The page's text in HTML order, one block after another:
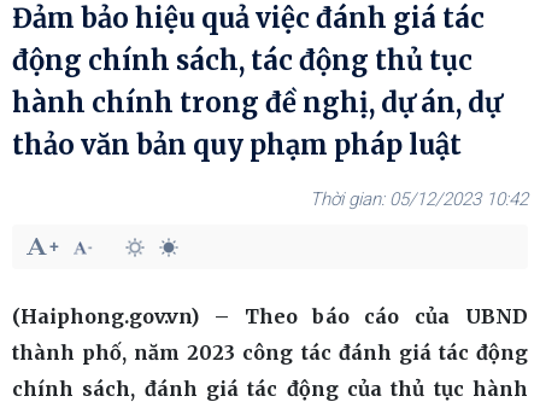
Đảm bảo hiệu quả việc đánh giá tác
động chính sách, tác động thủ tục
hành chính trong đề nghị, dự án, dự
thảo văn bản quy phạm pháp luật
05/12/2023 10:42
(Haiphong.gov.vn) – Theo báo cáo của UBND
thành phố, năm 2023 công tác đánh giá tác động
chính sách, đánh giá tác động của thủ tục hành